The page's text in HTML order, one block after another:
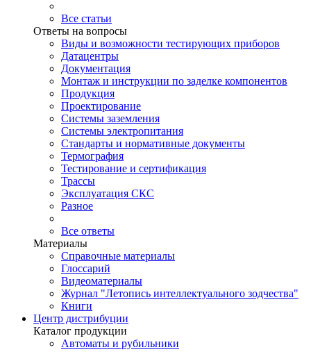
Все статьи
Ответы на вопросы
Виды и возможности тестирующих приборов
Датацентры
Документация
Монтаж и инструкции по заделке компонентов
Продукция
Проектирование
Системы заземления
Системы электропитания
Стандарты и нормативные документы
Термография
Тестирование и сертификация
Трассы
Эксплуатация СКС
Разное
Все ответы
Материалы
Справочные материалы
Глоссарий
Видеоматериалы
Журнал "Летопись интеллектуального зодчества"
Книги
Центр дистрибуции
Каталог продукции
Автоматы и рубильники